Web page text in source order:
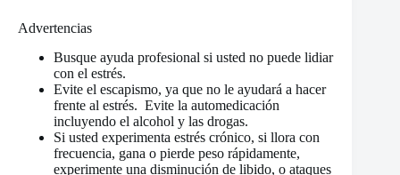
Advertencias
Busque ayuda profesional si usted no puede lidiar
con el estrés.
Evite el escapismo, ya que no le ayudará a hacer
frente al estrés. Evite la automedicación
incluyendo el alcohol y las drogas.
Si usted experimenta estrés crónico, si llora con
frecuencia, gana o pierde peso rápidamente,
experimente una disminución de libido, o ataques